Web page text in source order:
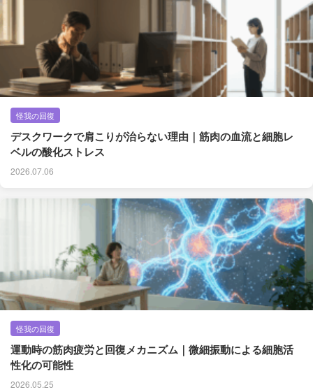
怪我の回復
デスクワークで肩こりが治らない理由｜筋肉の血流と細胞レ
ベルの酸化ストレス
2026.07.06
怪我の回復
運動時の筋肉疲労と回復メカニズム｜微細振動による細胞活
性化の可能性
2026.05.25